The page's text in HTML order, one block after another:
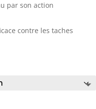
par son action
contre les taches